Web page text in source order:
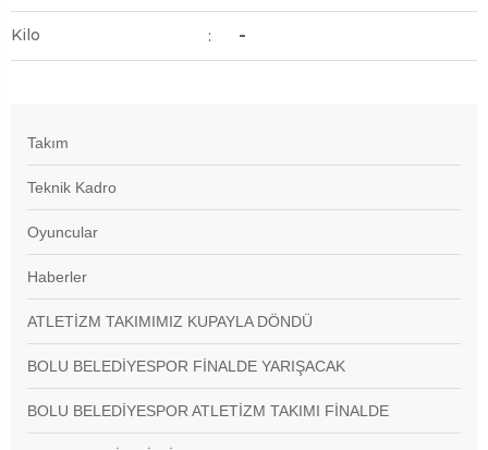
Kilo : -
Takım
Teknik Kadro
Oyuncular
Haberler
ATLETİZM TAKIMIMIZ KUPAYLA DÖNDÜ
BOLU BELEDİYESPOR FİNALDE YARIŞACAK
BOLU BELEDİYESPOR ATLETİZM TAKIMI FİNALDE